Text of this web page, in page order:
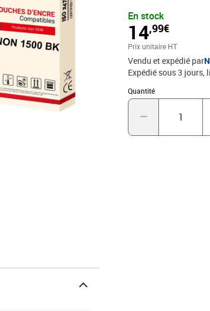
En stock
14,99€
Prix unitaire HT
Vendu et expédié par
Expédié sous 3 jours
Quantité
Quantité : 1